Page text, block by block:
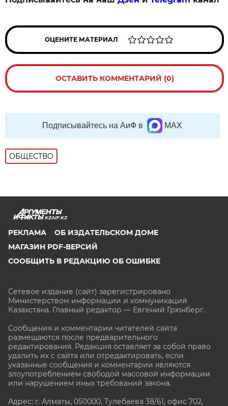
ОЦЕНИТЕ МАТЕРИАЛ
ОСТАВИТЬ КОММЕНТАРИЙ (0)
Подписывайтесь на АиФ в MAX
ОБЩЕСТВО
KZAIF.KZ
РЕКЛАМА
ОБ ИЗДАТЕЛЬСКОМ ДОМЕ
МАГАЗИН PDF-ВЕРСИЙ
СООБЩИТЬ В РЕДАКЦИЮ ОБ ОШИБКЕ
Сетевое издание (сайт) зарегистрировано
Министерством информации и коммуникаций
Казахстана. Главный редактор — Евгений Грюнберг.
Сообщения и комментарии читателей сайта
размещаются после предварительного
редактирования. Редакция оставляет за собой право
удалить их с сайта или отредактировать, если
указанные сообщения и комментарии являются
злоупотреблением свободой массовой информации
или нарушением иных требований закона.
Адрес: г. Алматы, 050000, Тулебаева 38/61, офис 702,